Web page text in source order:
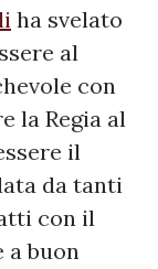
ha svelato
al
con
la Regia al
il
da tanti
con il
a buon